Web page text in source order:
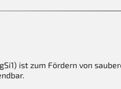
ist zum Fördern von